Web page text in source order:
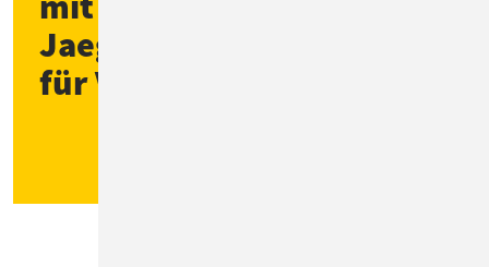
Jaeger und ElasticSearch
für Vodafone